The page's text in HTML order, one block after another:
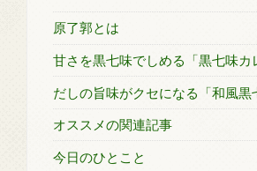
原了郭とは
甘さを黒七味でしめる「黒七味カ
だしの旨味がクセになる「和風黒
オススメの関連記事
今日のひとこと